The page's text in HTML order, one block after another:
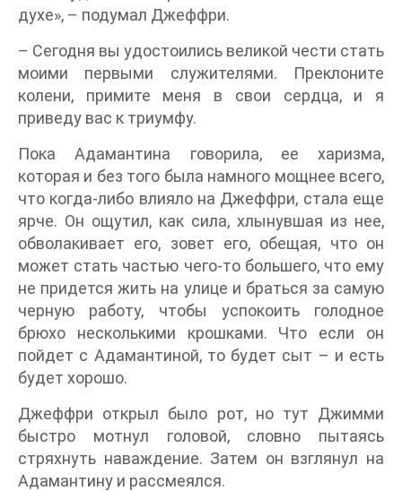
духе», – подумал Джеффри.
– Сегодня вы удостоились великой чести стать
моими первыми служителями. Преклоните
колени, примите меня в свои сердца, и я
приведу вас к триумфу.
Пока Адамантина говорила, ее харизма,
которая и без того была намного мощнее всего,
что когда-либо влияло на Джеффри, стала еще
ярче. Он ощутил, как сила, хлынувшая из нее,
обволакивает его, зовет его, обещая, что он
может стать частью чего-то большего, что ему
не придется жить на улице и браться за самую
черную работу, чтобы успокоить голодное
брюхо несколькими крошками. Что если он
пойдет с Адамантиной, то будет сыт – и есть
будет хорошо.
Джеффри открыл было рот, но тут Джимми
быстро мотнул головой, словно пытаясь
стряхнуть наваждение. Затем он взглянул на
Адамантину и рассмеялся.